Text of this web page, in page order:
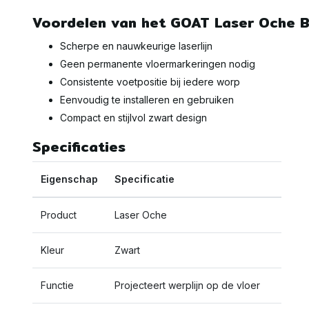
Voordelen van het GOAT Laser Oche
Scherpe en nauwkeurige laserlijn
Geen permanente vloermarkeringen nodig
Consistente voetpositie bij iedere worp
Eenvoudig te installeren en gebruiken
Compact en stijlvol zwart design
Specificaties
Eigenschap Specificatie
Product Laser Oche
Kleur Zwart
Functie Projecteert werplijn op de vloer